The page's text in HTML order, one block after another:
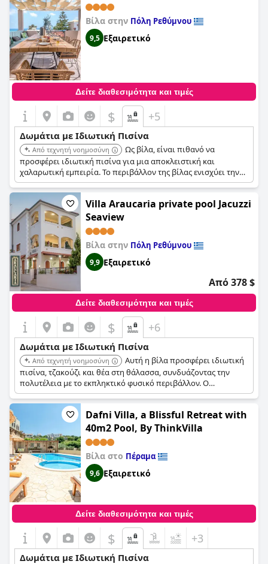
Βίλα στην Πόλη Ρεθύμνου
9,5 Εξαιρετικό
Δείτε διαθεσιμότητα και τιμές
$ +5
Δωμάτια με Ιδιωτική Πισίνα
Από τεχνητή νοημοσύνη
Ως βίλα, είναι πιθανό να
προσφέρει ιδιωτική πισίνα για μια αποκλειστική και
χαλαρωτική εμπειρία. Το περιβάλλον της βίλας ενισχύει την
αίσθηση ιδιωτικότητας και ηρεμίας.
Villa Araucaria private pool Jacuzzi
Seaview
Βίλα στην Πόλη Ρεθύμνου
9,9 Εξαιρετικό
Από 378 $
Δείτε διαθεσιμότητα και τιμές
$ +6
Δωμάτια με Ιδιωτική Πισίνα
Από τεχνητή νοημοσύνη
Αυτή η βίλα προσφέρει ιδιωτική
πισίνα, τζακούζι και θέα στη θάλασσα, συνδυάζοντας την
πολυτέλεια με το εκπληκτικό φυσικό περιβάλλον. Ο
συνδυασμός ανέσεων και θέας προσφέρει μια αξέχαστη
εμπειρία στην πισίνα.
Dafni Villa, a Blissful Retreat with
40m2 Pool, By ThinkVilla
Βίλα στο Πέραμα
9,6 Εξαιρετικό
Δείτε διαθεσιμότητα και τιμές
$ +3
Δωμάτια με Ιδιωτική Πισίνα